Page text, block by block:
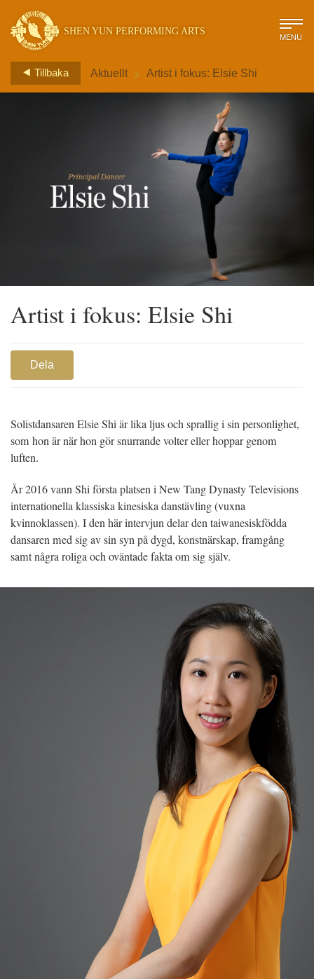
SHEN YUN PERFORMING ARTS MENU
Tillbaka Aktuellt > Artist i fokus: Elsie Shi
Artist i fokus: Elsie Shi
Dela
Solistdansaren Elsie Shi är lika ljus och sprallig i sin personlighet,
som hon är när hon gör snurrande volter eller hoppar genom
luften.
År 2016 vann Shi första platsen i New Tang Dynasty Televisions
internationella klassiska kinesiska danstävling (vuxna
kvinnoklassen). I den här intervjun delar den taiwanesiskfödda
dansaren med sig av sin syn på dygd, konstnärskap, framgång
samt några roliga och oväntade fakta om sig själv.